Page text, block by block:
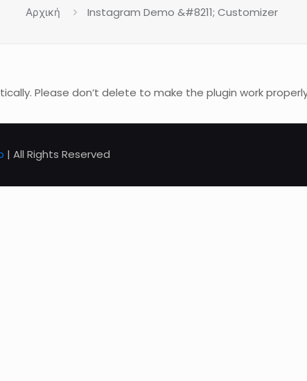
Αρχική Instagram Demo &#8211; Customizer
Please don’t delete to make the plugin work
| All Rights Reserved